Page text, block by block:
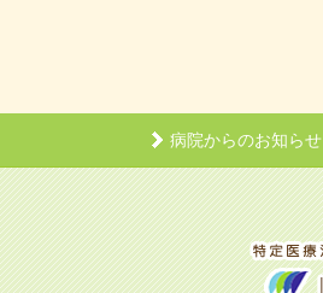
病院からのお知らせ